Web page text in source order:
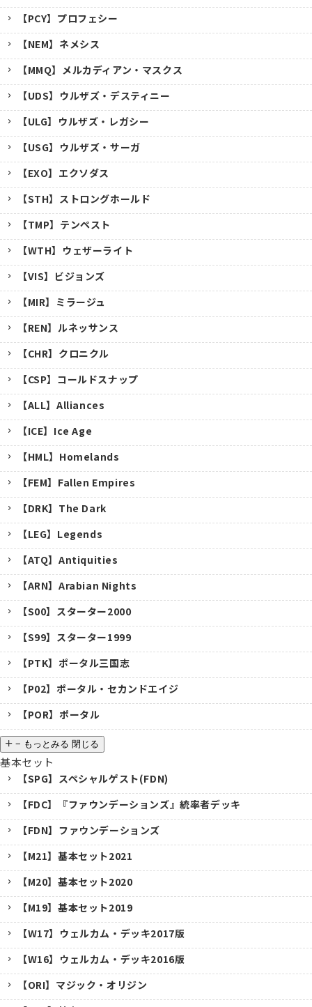
【PCY】プロフェシー
【NEM】ネメシス
【MMQ】メルカディアン・マスクス
【UDS】ウルザズ・デスティニー
【ULG】ウルザズ・レガシー
【USG】ウルザズ・サーガ
【EXO】エクソダス
【STH】ストロングホールド
【TMP】テンペスト
【WTH】ウェザーライト
【VIS】ビジョンズ
【MIR】ミラージュ
【REN】ルネッサンス
【CHR】クロニクル
【CSP】コールドスナップ
【ALL】Alliances
【ICE】Ice Age
【HML】Homelands
【FEM】Fallen Empires
【DRK】The Dark
【LEG】Legends
【ATQ】Antiquities
【ARN】Arabian Nights
【S00】スターター2000
【S99】スターター1999
【PTK】ポータル三国志
【P02】ポータル・セカンドエイジ
【POR】ポータル
− もっとみる 閉じる
基本セット
【SPG】スペシャルゲスト(FDN)
【FDC】『ファウンデーションズ』統率者デッキ
【FDN】ファウンデーションズ
【M21】基本セット2021
【M20】基本セット2020
【M19】基本セット2019
【W17】ウェルカム・デッキ2017版
【W16】ウェルカム・デッキ2016版
【ORI】マジック・オリジン